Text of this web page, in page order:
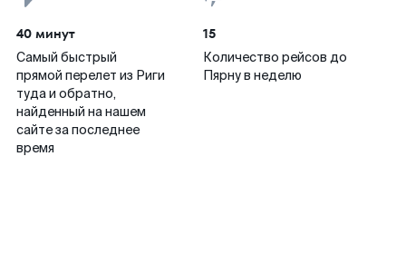
40 минут
Самый быстрый
прямой перелет из Риги
туда и обратно,
найденный на нашем
сайте за последнее
время
15
Количество рейсов до
Пярну в неделю